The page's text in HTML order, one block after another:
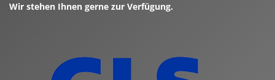
Wir stehen Ihnen gerne zur Verfügung.